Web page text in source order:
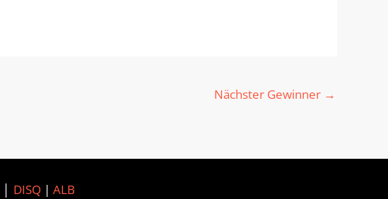
Nächster Gewinner →
DISQ| ALB